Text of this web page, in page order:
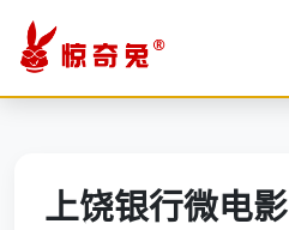
上饶银行微电影